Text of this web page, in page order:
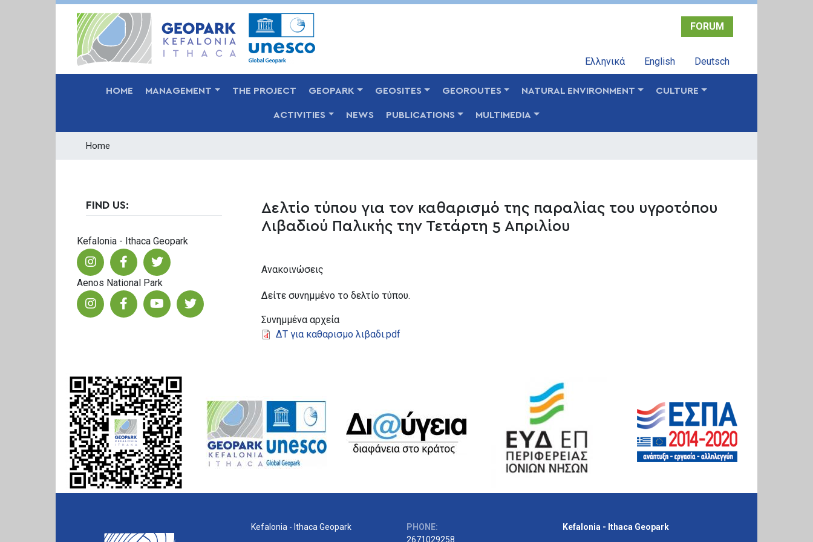
Skip
FORUM
Ελληνικά English Deutsch
HOME MANAGEMENT THE PROJECT GEOPARK GEOSITES GEOROUTES NATURAL ENVIRONMENT CULTURE
ACTIVITIES NEWS PUBLICATIONS MULTIMEDIA
Home
Δελτίο τύπου για τον καθαρισμό της παραλίας του υγροτόπου
Λιβαδιού Παλικής την Τετάρτη 5 Απριλίου
Ανακοινώσεις
Δείτε συνημμένο το δελτίο τύπου.
Συνημμένα αρχεία
ΔΤ για καθαρισμο λιβαδι.pdf
FIND US:
Kefalonia - Ithaca Geopark
Aenos National Park
Kefalonia - Ithaca Geopark
PHONE:
2671029258
Kefalonia - Ithaca Geopark